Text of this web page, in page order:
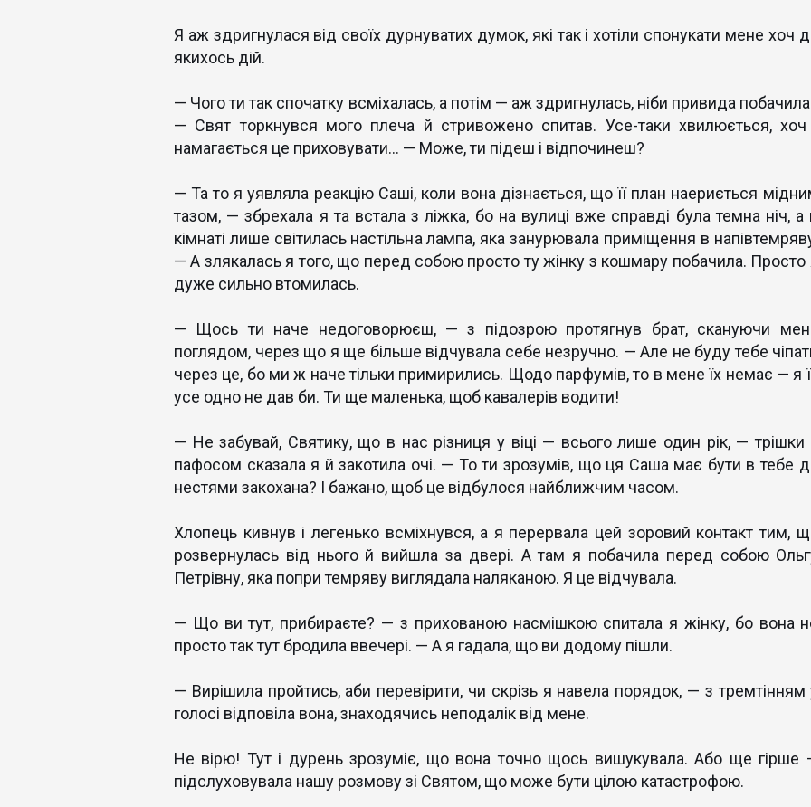
Я аж здригнулася від своїх дурнуватих думок, які так і хотіли спонукати мене хоч
якихось дій.
— Чого ти так спочатку всміхалась, а потім — аж здригнулась, ніби привида
— Свят торкнувся мого плеча й стривожено спитав. Усе-таки хвилюється, хоч
намагається це приховувати... — Може, ти підеш і відпочинеш?
— Та то я уявляла реакцію Саші, коли вона дізнається, що її план наериється
тазом, — збрехала я та встала з ліжка, бо на вулиці вже справді була темна ніч, а
кімнаті лише світилась настільна лампа, яка занурювала приміщення в
— А злякалась я того, що перед собою просто ту жінку з кошмару побачила. Просто
дуже сильно втомилась.
— Щось ти наче недоговорюєш, — з підозрою протягнув брат, скануючи
поглядом, через що я ще більше відчувала себе незручно. — Але не буду тебе
через це, бо ми ж наче тільки примирились. Щодо парфумів, то в мене їх немає — я
усе одно не дав би. Ти ще маленька, щоб кавалерів водити!
— Не забувай, Святику, що в нас різниця у віці — всього лише один рік, — трішки
пафосом сказала я й закотила очі. — То ти зрозумів, що ця Саша має бути в тебе
нестями закохана? І бажано, щоб це відбулося найближчим часом.
Хлопець кивнув і легенько всміхнувся, а я перервала цей зоровий контакт тим,
розвернулась від нього й вийшла за двері. А там я побачила перед собою
Петрівну, яка попри темряву виглядала наляканою. Я це відчувала.
— Що ви тут, прибираєте? — з прихованою насмішкою спитала я жінку, бо вона
просто так тут бродила ввечері. — А я гадала, що ви додому пішли.
— Вирішила пройтись, аби перевірити, чи скрізь я навела порядок, — з тремтінням
голосі відповіла вона, знаходячись неподалік від мене.
Не вірю! Тут і дурень зрозуміє, що вона точно щось вишукувала. Або ще гірше
підслуховувала нашу розмову зі Святом, що може бути цілою катастрофою.